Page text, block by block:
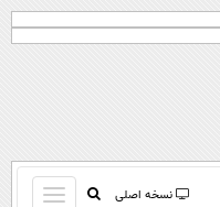
نسخه اصلی
باز